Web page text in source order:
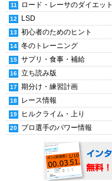
ロード・レーサのダイエット
LSD
初心者のためのヒント
冬のトレーニング
サプリ・食事・補給
立ち読み版
期分け・練習計画
レース情報
ヒルクライム・上り
プロ選手のパワー情報